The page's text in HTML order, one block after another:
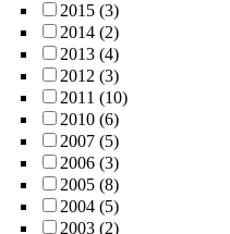
2015 (3)
2014 (2)
2013 (4)
2012 (3)
2011 (10)
2010 (6)
2007 (5)
2006 (3)
2005 (8)
2004 (5)
2003 (2)